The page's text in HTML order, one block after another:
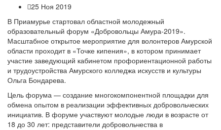
25 Ноя 2019
В Приамурье стартовал областной молодежный
образовательный форум «Добровольцы Амура-2019».
Масштабное открытое мероприятие для волонтеров Амурской
области проходит в «Точке кипения», в котором принимает
участие заведующий кабинетом профориентационной работы
и трудоустройства Амурского колледжа искусств и культуры
Ольга Бондарева.
Цель форума — создание многокомпонентной площадки для
обмена опытом в реализации эффективных добровольческих
инициатив. В форуме участвуют молодые люди в возрасте от
18 до 30 лет: представители добровольчества в